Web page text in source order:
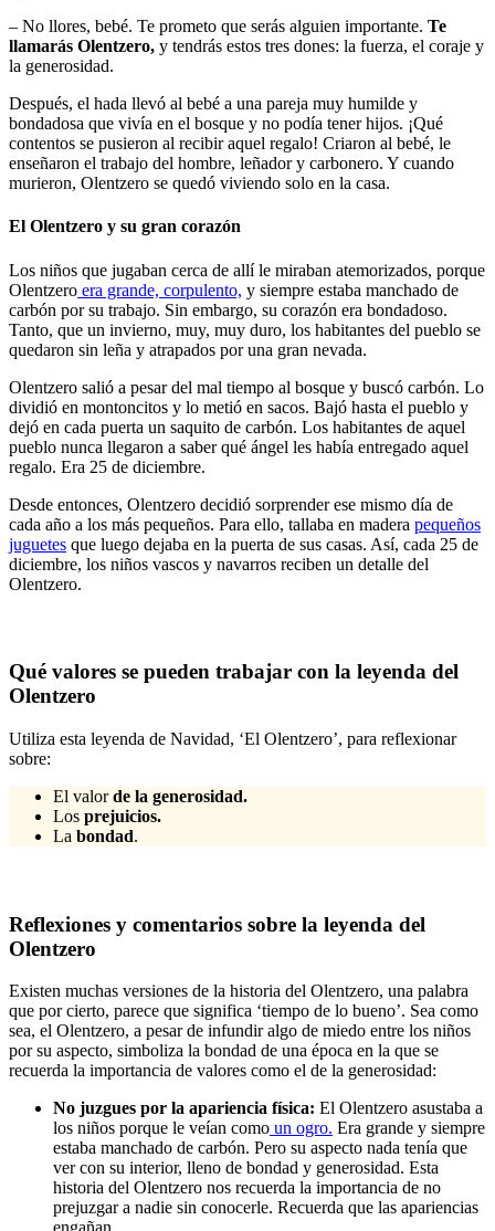
– No llores, bebé. Te prometo que serás alguien importante. Te
llamarás Olentzero, y tendrás estos tres dones: la fuerza, el coraje y
la generosidad.
Después, el hada llevó al bebé a una pareja muy humilde y
bondadosa que vivía en el bosque y no podía tener hijos. ¡Qué
contentos se pusieron al recibir aquel regalo! Criaron al bebé, le
enseñaron el trabajo del hombre, leñador y carbonero. Y cuando
murieron, Olentzero se quedó viviendo solo en la casa.
El Olentzero y su gran corazón
Los niños que jugaban cerca de allí le miraban atemorizados, porque
Olentzero era grande, corpulento, y siempre estaba manchado de
carbón por su trabajo. Sin embargo, su corazón era bondadoso.
Tanto, que un invierno, muy, muy duro, los habitantes del pueblo se
quedaron sin leña y atrapados por una gran nevada.
Olentzero salió a pesar del mal tiempo al bosque y buscó carbón. Lo
dividió en montoncitos y lo metió en sacos. Bajó hasta el pueblo y
dejó en cada puerta un saquito de carbón. Los habitantes de aquel
pueblo nunca llegaron a saber qué ángel les había entregado aquel
regalo. Era 25 de diciembre.
Desde entonces, Olentzero decidió sorprender ese mismo día de
cada año a los más pequeños. Para ello, tallaba en madera pequeños
juguetes que luego dejaba en la puerta de sus casas. Así, cada 25 de
diciembre, los niños vascos y navarros reciben un detalle del
Olentzero.
Qué valores se pueden trabajar con la leyenda del
Olentzero
Utiliza esta leyenda de Navidad, ‘El Olentzero’, para reflexionar
sobre:
El valorde la generosidad.
Los prejuicios.
La bondad.
Reflexiones y comentarios sobre la leyenda del
Olentzero
Existen muchas versiones de la historia del Olentzero, una palabra
que por cierto, parece que significa ‘tiempo de lo bueno’. Sea como
sea, el Olentzero, a pesar de infundir algo de miedo entre los niños
por su aspecto, simboliza la bondad de una época en la que se
recuerda la importancia de valores como el de la generosidad:
No juzgues por la apariencia física: El Olentzero asustaba a
los niños porque le veían como un ogro. Era grande y siempre
estaba manchado de carbón. Pero su aspecto nada tenía que
ver con su interior, lleno de bondad y generosidad. Esta
historia del Olentzero nos recuerda la importancia de no
prejuzgar a nadie sin conocerle. Recuerda que las apariencias